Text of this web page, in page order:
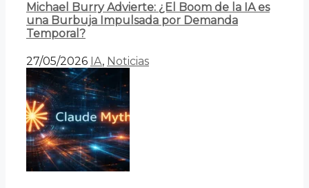
Michael Burry Advierte: ¿El Boom de la IA es
una Burbuja Impulsada por Demanda
Temporal?
27/05/2026 IA, Noticias